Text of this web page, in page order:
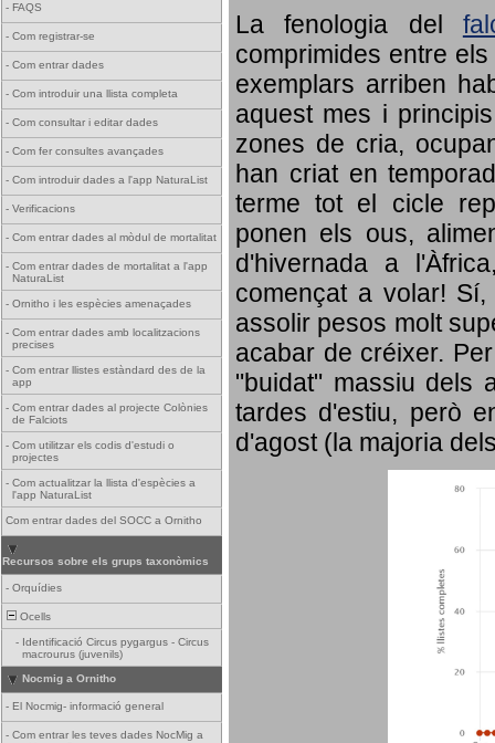
- FAQS
- Com registrar-se
- Com entrar dades
- Com introduir una llista completa
- Com consultar i editar dades
- Com fer consultes avançades
- Com introduir dades a l'app NaturaList
- Verificacions
- Com entrar dades al mòdul de mortalitat
- Com entrar dades de mortalitat a l'app
NaturaList
- Ornitho i les espècies amenaçades
- Com entrar dades amb localitzacions
precises
- Com entrar llistes estàndard des de la
app
- Com entrar dades al projecte Colònies
de Falciots
- Com utilitzar els codis d'estudi o
projectes
- Com actualitzar la llista d'espècies a
l'app NaturaList
Com entrar dades del SOCC a Ornitho
Recursos sobre els grups taxonòmics
- Orquídies
Ocells
- Identificació Circus pygargus - Circus
macrourus (juvenils)
Nocmig a Ornitho
- El Nocmig- informació general
- Com entrar les teves dades NocMig a
La fenologia del
comprimides entre
exemplars arriben
aquest mes i
zones de cria,
han criat en
terme tot el cicle
ponen els ous,
d'hivernada a
començat a volar!
assolir pesos molt
acabar de créixer.
"buidat" massiu dels
tardes d'estiu, però
d'agost (la majoria